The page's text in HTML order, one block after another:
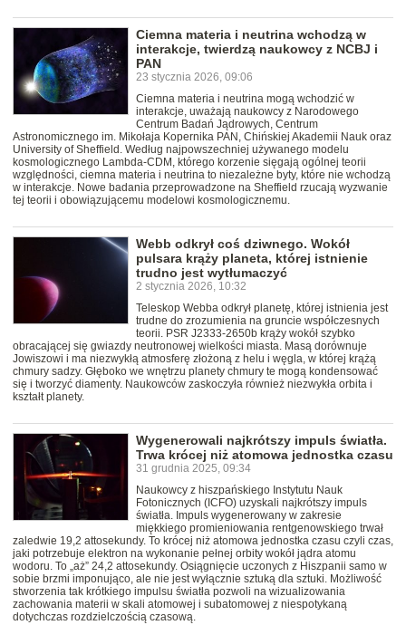
Ciemna materia i neutrina wchodzą w
interakcje, twierdzą naukowcy z NCBJ i
PAN
23 stycznia 2026, 09:06
Ciemna materia i neutrina mogą wchodzić w
interakcje, uważają naukowcy z Narodowego
Centrum Badań Jądrowych, Centrum
Astronomicznego im. Mikołaja Kopernika PAN, Chińskiej Akademii Nauk oraz
University of Sheffield. Według najpowszechniej używanego modelu
kosmologicznego Lambda-CDM, którego korzenie sięgają ogólnej teorii
względności, ciemna materia i neutrina to niezależne byty, które nie wchodzą
w interakcje. Nowe badania przeprowadzone na Sheffield rzucają wyzwanie
tej teorii i obowiązującemu modelowi kosmologicznemu.
Webb odkrył coś dziwnego. Wokół
pulsara krąży planeta, której istnienie
trudno jest wytłumaczyć
2 stycznia 2026, 10:32
Teleskop Webba odkrył planetę, której istnienia jest
trudne do zrozumienia na gruncie współczesnych
teorii. PSR J2333-2650b krąży wokół szybko
obracającej się gwiazdy neutronowej wielkości miasta. Masą dorównuje
Jowiszowi i ma niezwykłą atmosferę złożoną z helu i węgla, w której krążą
chmury sadzy. Głęboko we wnętrzu planety chmury te mogą kondensować
się i tworzyć diamenty. Naukowców zaskoczyła również niezwykła orbita i
kształt planety.
Wygenerowali najkrótszy impuls światła.
Trwa krócej niż atomowa jednostka czasu
31 grudnia 2025, 09:34
Naukowcy z hiszpańskiego Instytutu Nauk
Fotonicznych (ICFO) uzyskali najkrótszy impuls
światła. Impuls wygenerowany w zakresie
miękkiego promieniowania rentgenowskiego trwał
zaledwie 19,2 attosekundy. To krócej niż atomowa jednostka czasu czyli czas,
jaki potrzebuje elektron na wykonanie pełnej orbity wokół jądra atomu
wodoru. To „aż” 24,2 attosekundy. Osiągnięcie uczonych z Hiszpanii samo w
sobie brzmi imponująco, ale nie jest wyłącznie sztuką dla sztuki. Możliwość
stworzenia tak krótkiego impulsu światła pozwoli na wizualizowania
zachowania materii w skali atomowej i subatomowej z niespotykaną
dotychczas rozdzielczością czasową.